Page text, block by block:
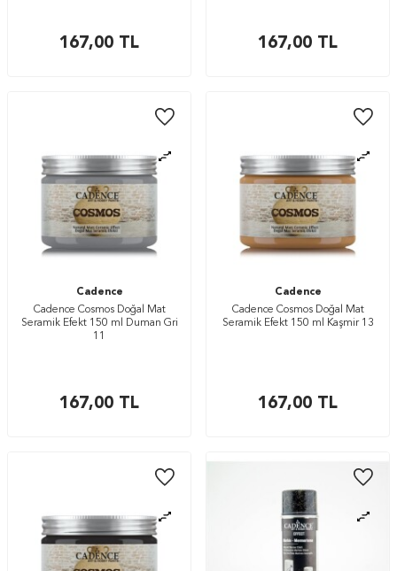
167,00 TL 167,00 TL
Cadence
Cadence Cosmos Doğal Mat
Seramik Efekt 150 ml Duman Gri
11
167,00 TL
Cadence
Cadence Cosmos Doğal Mat
Seramik Efekt 150 ml Kaşmir 13
167,00 TL